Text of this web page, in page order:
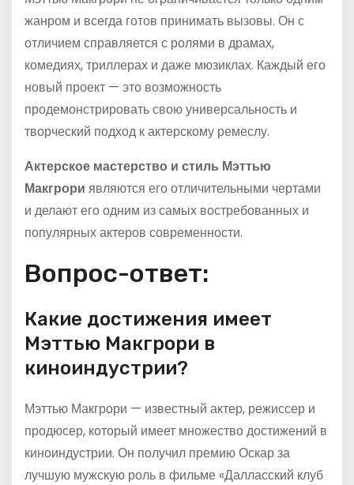
жанром и всегда готов принимать вызовы. Он с
отличием справляется с ролями в драмах,
комедиях, триллерах и даже мюзиклах. Каждый его
новый проект — это возможность
продемонстрировать свою универсальность и
творческий подход к актерскому ремеслу.
Актерское мастерство и стиль Мэттью
Макгрори являются его отличительными чертами
и делают его одним из самых востребованных и
популярных актеров современности.
Вопрос-ответ:
Какие достижения имеет
Мэттью Макгрори в
киноиндустрии?
Мэттью Макгрори — известный актер, режиссер и
продюсер, который имеет множество достижений в
киноиндустрии. Он получил премию Оскар за
лучшую мужскую роль в фильме «Далласский клуб